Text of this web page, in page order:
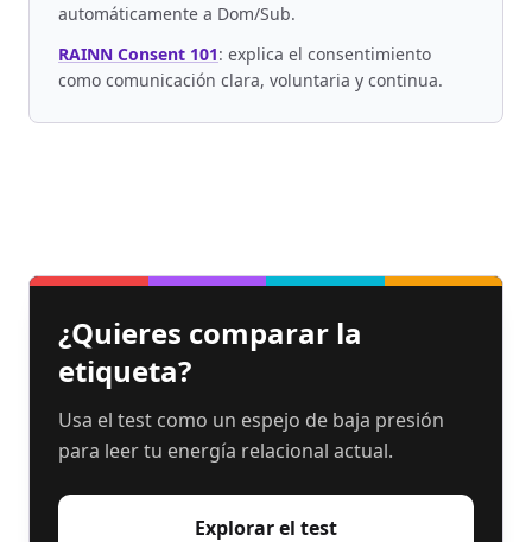
automáticamente a Dom/Sub.
RAINN Consent 101: explica el consentimiento
como comunicación clara, voluntaria y continua.
¿Quieres comparar la
etiqueta?
Usa el test como un espejo de baja presión
para leer tu energía relacional actual.
Explorar el test